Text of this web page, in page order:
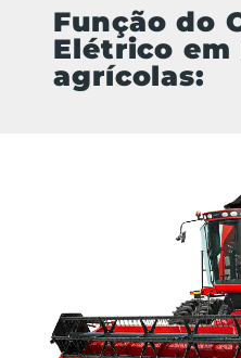
Função do
Elétrico em
agrícolas: